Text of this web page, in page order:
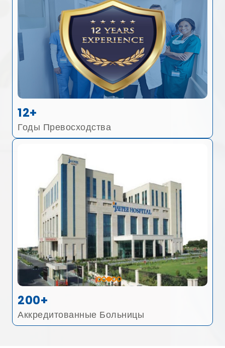
12+
Годы Превосходства
200+
Аккредитованные Больницы